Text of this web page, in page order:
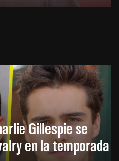
Gillespie se
en la temporada